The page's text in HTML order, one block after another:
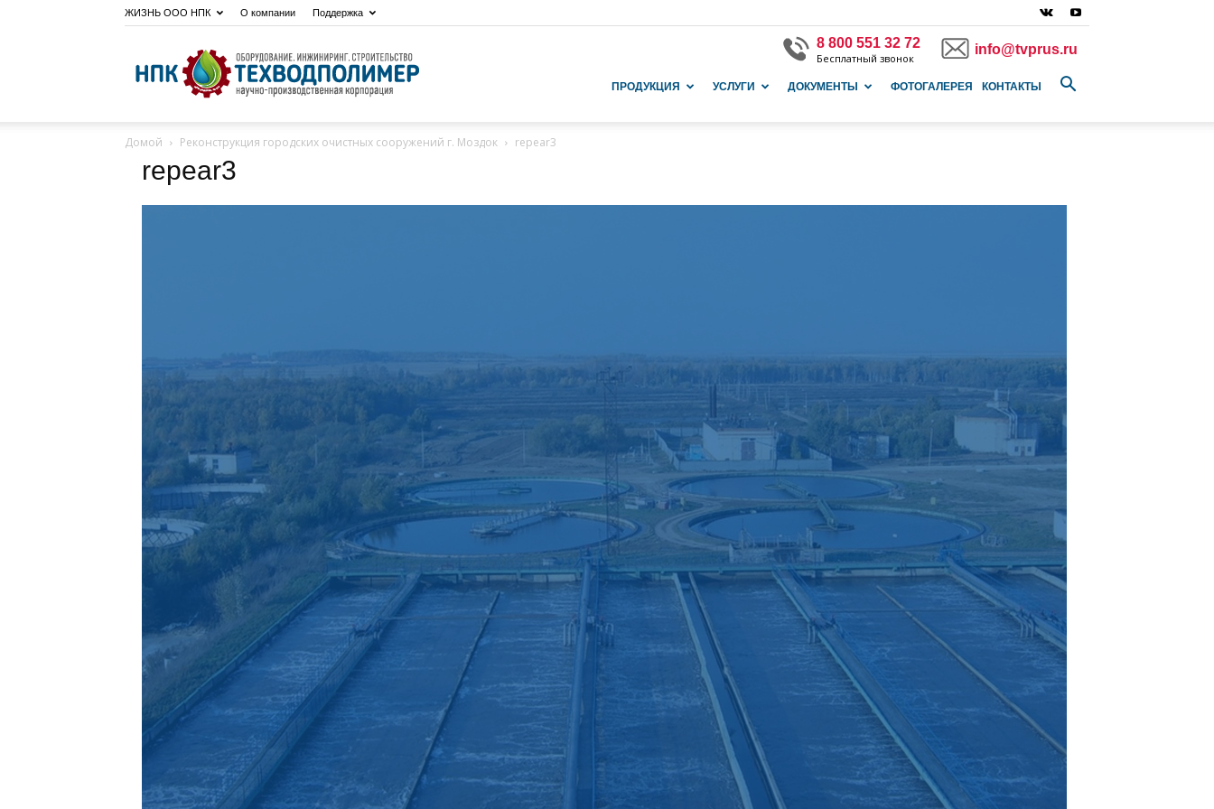
ЖИЗНЬ ООО НПК О компании Поддержка
8 800 551 32 72
Бесплатный звонок
info@tvprus.ru
России
ПРОДУКЦИЯ УСЛУГИ ДОКУМЕНТЫ ФОТОГАЛЕРЕЯ КОНТАКТЫ
Домой Реконструкция городских очистных сооружений г. Моздок repear3
repear3